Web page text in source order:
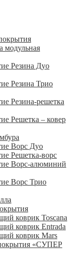
модульная
Резина Дуо
Резина Трио
Резина-решетка
Решетка – ковер
Ворс Дуо
Решетка-ворс
Ворс-алюминий
Ворс Трио
коврик Toscana
коврик Entrada
коврик Mars
«СУПЕР